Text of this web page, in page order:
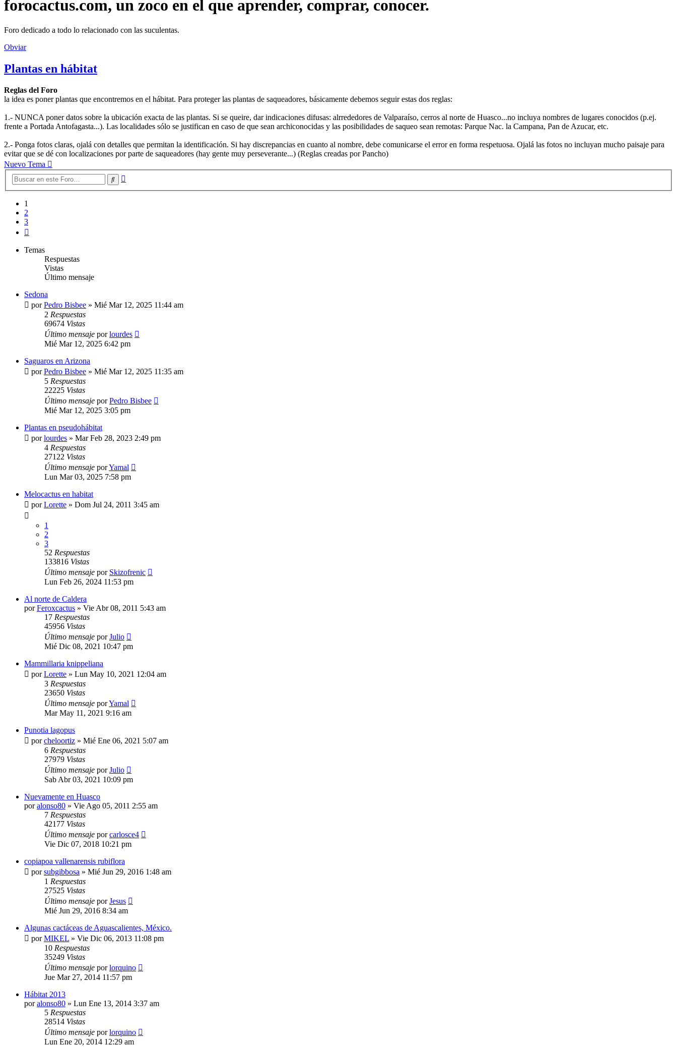
forocactus.com, un zoco en el que aprender, comprar, conocer.
Foro dedicado a todo lo relacionado con las suculentas.
Obviar
Plantas en hábitat
Reglas del Foro
la idea es poner plantas que encontremos en el hábitat. Para proteger las plantas de saqueadores, básicamente debemos seguir estas dos reglas:
1.- NUNCA poner datos sobre la ubicación exacta de las plantas. Si se queire, dar indicaciones difusas: alrrededores de Valparaíso, cerros al norte de Huasco...no incluya nombres de lugares conocidos (p.ej.
frente a Portada Antofagasta...). Las localidades sólo se justifican en caso de que sean archiconocidas y las posibilidades de saqueo sean remotas: Parque Nac. la Campana, Pan de Azucar, etc.
2.- Ponga fotos claras, ojalá con detalles que permitan la identificación. Si hay discrepancias en cuanto al nombre, debe comunicarse el error en forma respetuosa. Ojalá las fotos no incluyan mucho paisaje para
evitar que se dé con localizaciones por parte de saqueadores (hay gente muy perseverante...) (Reglas creadas por Pancho)
Nuevo Tema
Buscar
1
2
3
Temas
Respuestas
Vistas
Último mensaje
Sedona
porPedro Bisbee » Mié Mar 12, 2025 11:44 am
2 Respuestas
69674 Vistas
Último mensaje porlourdes
Mié Mar 12, 2025 6:42 pm
Saguaros en Arizona
porPedro Bisbee » Mié Mar 12, 2025 11:35 am
5 Respuestas
22225 Vistas
Último mensaje porPedro Bisbee
Mié Mar 12, 2025 3:05 pm
Plantas en pseudohábitat
porlourdes » Mar Feb 28, 2023 2:49 pm
4 Respuestas
27122 Vistas
Último mensaje porYamal
Lun Mar 03, 2025 7:58 pm
Melocactus en habitat
porLorette » Dom Jul 24, 2011 3:45 am
1
2
3
52 Respuestas
133816 Vistas
Último mensaje por Skizofrenic
Lun Feb 26, 2024 11:53 pm
Al norte de Caldera
porFeroxcactus » Vie Abr 08, 2011 5:43 am
17 Respuestas
45956 Vistas
Último mensaje porJulio
Mié Dic 08, 2021 10:47 pm
Mammillaria knippeliana
porLorette » Lun May 10, 2021 12:04 am
3 Respuestas
23650 Vistas
Último mensaje porYamal
Mar May 11, 2021 9:16 am
Punotia lagopus
porcheloortiz » Mié Ene 06, 2021 5:07 am
6 Respuestas
27979 Vistas
Último mensaje porJulio
Sab Abr 03, 2021 10:09 pm
Nuevamente en Huasco
poralonso80 » Vie Ago 05, 2011 2:55 am
7 Respuestas
42177 Vistas
Último mensaje porcarlosce4
Vie Dic 07, 2018 10:21 pm
copiapoa vallenarensis rubiflora
porsubgibbosa » Mié Jun 29, 2016 1:48 am
1 Respuestas
27525 Vistas
Último mensaje porJesus
Mié Jun 29, 2016 8:34 am
Algunas cactáceas de Aguascalientes, México.
porMIKEL » Vie Dic 06, 2013 11:08 pm
10 Respuestas
35249 Vistas
Último mensaje porlorquino
Jue Mar 27, 2014 11:57 pm
Hábitat 2013
poralonso80 » Lun Ene 13, 2014 3:37 am
5 Respuestas
28514 Vistas
Último mensaje porlorquino
Lun Ene 20, 2014 12:29 am